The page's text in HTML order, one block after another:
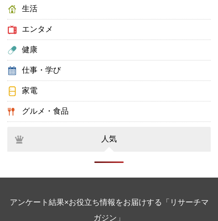
生活
エンタメ
健康
仕事・学び
家電
グルメ・食品
人気
アンケート結果×お役立ち情報をお届けする「リサーチマ
ガジン」